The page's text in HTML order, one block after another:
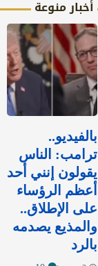
أخبار منوعة
بالفيديو..
ترامب: الناس
يقولون إنني أحد
أعظم الرؤساء
على الإطلاق..
والمذيع يصدمه
بالرد